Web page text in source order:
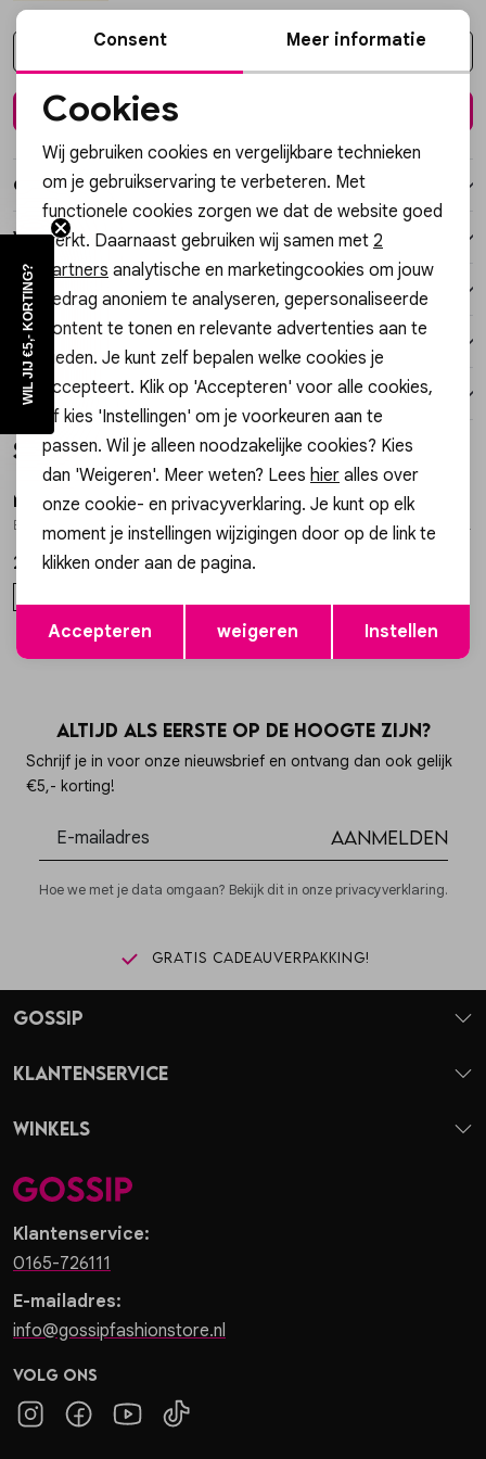
Vesten
Lingerie
Kies een maat
Over dit item
Winkelvoorraad
Kenmerken
Verzending / Ophalen in de winkel
Retourneren
Style dit met
/2
My Jewellery
27,99
1/2
My Jewellery
Bracelet elastic gold pink flowers MJ14915
Altijd als eerste op de hoogte zijn?
Schrijf je in voor onze nieuwsbrief en ontvang dan ook gelijk
€5,- korting!
Aanmelden
Hoe we met je data omgaan? Bekijk dit in onze privacyverklaring.
Gratis cadeauverpakking!
Klantenservice:
0165-726111
E-mailadres:
info@gossipfashionstore.nl
Volg ons
Gossip
Klantenservice
Winkels
Noodzakelijke cookies
Personalisatie cookies
Analytische cookies
Marketing cookies
Opslaan
Consent Meer informatie
Cookies
Wij gebruiken cookies en vergelijkbare technieken
om je gebruikservaring te verbeteren. Met
functionele cookies zorgen we dat de website goed
werkt. Daarnaast gebruiken wij samen met 2
partners analytische en marketingcookies om jouw
gedrag anoniem te analyseren, gepersonaliseerde
content te tonen en relevante advertenties aan te
bieden. Je kunt zelf bepalen welke cookies je
accepteert. Klik op 'Accepteren' voor alle cookies,
of kies 'Instellingen' om je voorkeuren aan te
passen. Wil je alleen noodzakelijke cookies? Kies
dan 'Weigeren'. Meer weten? Lees hier alles over
onze cookie- en privacyverklaring. Je kunt op elk
moment je instellingen wijzigingen door op de link te
klikken onder aan de pagina.
Accepteren weigeren Instellen
WIL JIJ €5,- KORTING?